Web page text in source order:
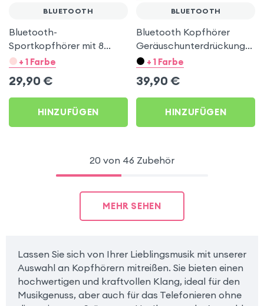
BLUETOOTH
Bluetooth-
Sportkopfhörer mit 8
Stunden Akkulaufzeit,
Weiß
+ 1 Farbe
29,90 €
HINZUFÜGEN
BLUETOOTH
Bluetooth Kopfhörer
Geräuschunterdrückung
mit Mikrofon LinQ Beige
+ 1 Farbe
39,90 €
HINZUFÜGEN
20 von 46 Zubehör
MEHR SEHEN
Lassen Sie sich von Ihrer Lieblingsmusik mit unserer
Auswahl an Kopfhörern mitreißen. Sie bieten einen
hochwertigen und kraftvollen Klang, ideal für den
Musikgenuss, aber auch für das Telefonieren ohne